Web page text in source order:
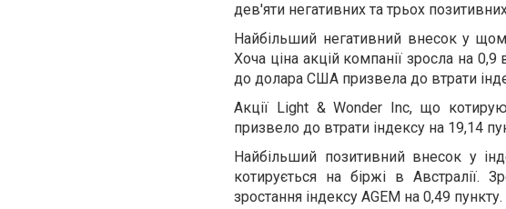
дев'яти негативних та трьох
Найбільший негативний внесок у
Хоча ціна акцій компанії зросла на
до долара США призвела до втрати
Акції Light & Wonder Inc, що
призвело до втрати індексу на 19,14
Найбільший позитивний внесок у
котирується на біржі в Австралії.
зростання індексу AGEM на 0,49 пункту.